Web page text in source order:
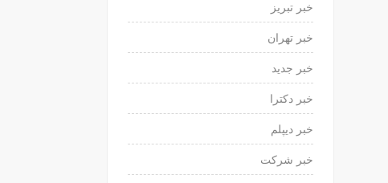
خبر تبریز
خبر تهران
خبر جدید
خبر دکترا
خبر دیپلم
خبر شرکت